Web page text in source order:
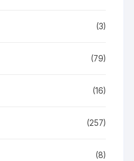
(3)
(79)
(16)
(257)
(8)